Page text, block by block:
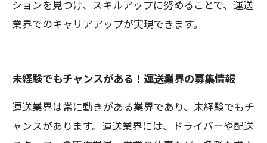
ションを見つけ、スキルアップに努めることで、運送
業界でのキャリアアップが実現できます。
未経験でもチャンスがある！運送業界の募集情報
運送業界は常に動きがある業界であり、未経験でもチ
ャンスがあります。運送業界には、ドライバーや配送